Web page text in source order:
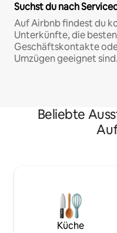
Suchst du nach
Auf Airbnb findest du
Unterkünfte, die
Geschäftskontakte
Umzügen geeignet sind.
Beliebte
Küche